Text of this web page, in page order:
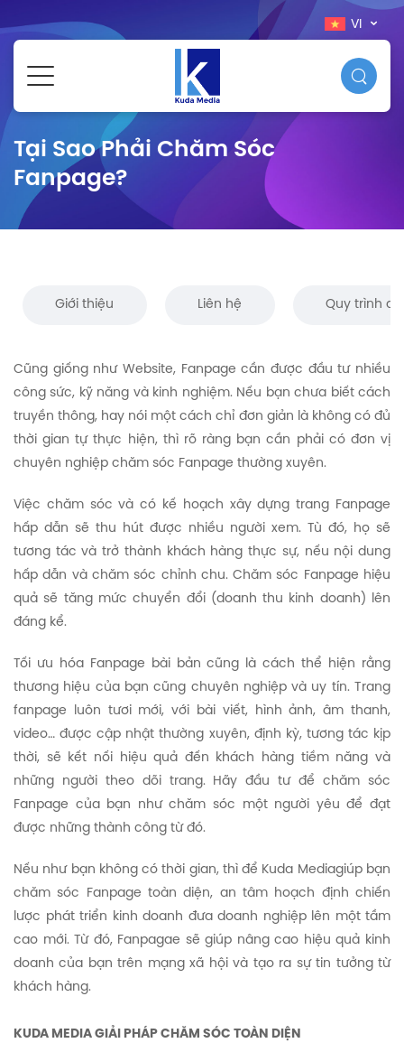
VI
Tại Sao Phải Chăm Sóc
Fanpage?
Giới thiệu Liên hệ Quy trình
Cũng giống như Website, Fanpage cần được đầu tư nhiều
công sức, kỹ năng và kinh nghiệm. Nếu bạn chưa biết cách
truyền thông, hay nói một cách chỉ đơn giản là không có đủ
thời gian tự thực hiện, thì rõ ràng bạn cần phải có đơn vị
chuyên nghiệp chăm sóc Fanpage thường xuyên.
Việc chăm sóc và có kế hoạch xây dựng trang Fanpage
hấp dẫn sẽ thu hút được nhiều người xem. Tù đó, họ sẽ
tương tác và trở thành khách hàng thực sự, nếu nội dung
hấp dẫn và chăm sóc chỉnh chu. Chăm sóc Fanpage hiệu
quả sẽ tăng mức chuyển đổi (doanh thu kinh doanh) lên
đáng kể.
Tối ưu hóa Fanpage bài bản cũng là cách thể hiện rằng
thương hiệu của bạn cũng chuyên nghiệp và uy tín. Trang
fanpage luôn tươi mới, với bài viết, hình ảnh, âm thanh,
video… được cập nhật thường xuyên, định kỳ, tương tác kịp
thời, sẽ kết nối hiệu quả đến khách hàng tiềm năng và
những người theo dõi trang. Hãy đầu tư để chăm sóc
Fanpage của bạn như chăm sóc một người yêu để đạt
được những thành công từ đó.
Nếu như bạn không có thời gian, thì để Kuda Mediagiúp bạn
chăm sóc Fanpage toàn diện, an tâm hoạch định chiến
lược phát triển kinh doanh đưa doanh nghiệp lên một tầm
cao mới. Từ đó, Fanpagae sẽ giúp nâng cao hiệu quả kinh
doanh của bạn trên mạng xã hội và tạo ra sự tin tưởng từ
khách hàng.
KUDA MEDIA GIẢI PHÁP CHĂM SÓC TOÀN DIỆN